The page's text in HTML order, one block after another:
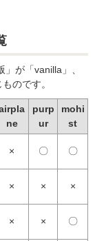
が「vanilla」、
のです。
ne
purp
ur
mohi
st
× 〇 〇
× × ×
× × 〇